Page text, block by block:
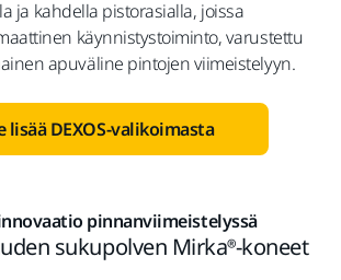
ja kahdella pistorasialla, joissa
käynnistystoiminto, varustettu
apuväline pintojen viimeistelyyn.
lisää DEXOS-valikoimasta
pinnanviimeistelyssä
sukupolven Mirka®-koneet